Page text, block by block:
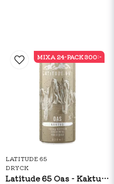
LATITUDE 65
DRYCK
Latitude 65 Oas - Kaktus 330ml
MIXA 24-PACK 300:-